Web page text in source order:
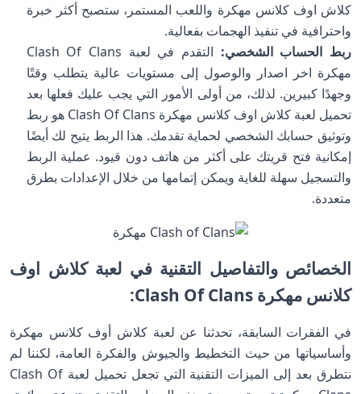
كلاش اوف كلانس مهكرة واللعب المستمر، ستصبح أكثر خبرة
واحترافية في تنفيذ الهجمات بفعالية.
ربط الحساب الشخصي:
التقدم في لعبة Clash Of Clans
مهكرة اخر اصدار والوصول إلى مستويات عالية يتطلب وقتًا
وجهدًا كبيرين. لذلك، من أولى الأمور التي يجب عليك فعلها بعد
تحميل لعبة كلاش اوف كلانس مهكرة Clash Of Clans هو ربط
وتوثيق حسابك الشخصي لحماية تقدمك. هذا الربط يتيح لك أيضًا
إمكانية فتح قريتك على أكثر من هاتف دون قيود. عملية الربط
والتسجيل سهلة للغاية ويمكن إتمامها من خلال الإعدادات بطرق
متعددة.
الخصائص والتفاصيل التقنية في لعبة كلاش اوف
كلانس مهكرة Clash Of Clans:
في الفقرات السابقة، تحدثنا عن لعبة كلاش أوف كلانس مهكرة
وأساسياتها من حيث التخطيط والجيوش والفكرة العامة، لكننا لم
نتطرق بعد إلى الميزات التقنية التي تجعل تحميل لعبة Clash Of